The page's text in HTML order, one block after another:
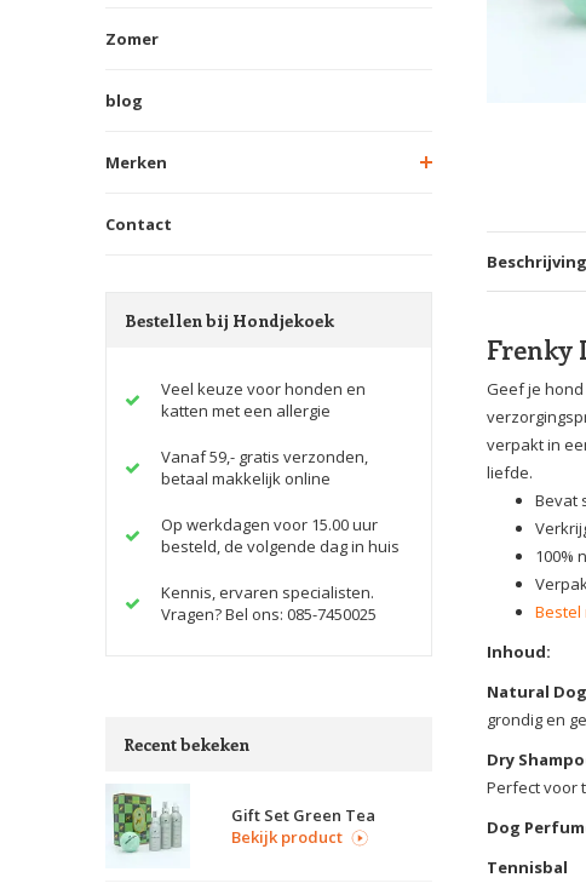
Zomer
blog
Merken
Contact
Bestellen bij Hondjekoek
Veel keuze voor honden en
katten met een allergie
Vanaf 59,- gratis verzonden,
betaal makkelijk online
Op werkdagen voor 15.00 uur
besteld, de volgende dag in huis
Kennis, ervaren specialisten.
Vragen? Bel ons: 085-7450025
Recent bekeken
Gift Set Green Tea
Bekijk product
Beschrijving
Frenky
Geef je
verpakt in
liefde.
Bevat
100%
Bestel
Inhoud:
Natural
grondig en
Dry
Perfect voor
Dog
Tennisbal